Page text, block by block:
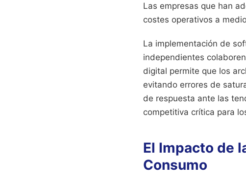
Las empresas que han
costes operativos a
La implementación de
independientes
digital permite que los
evitando errores de
de respuesta ante las
competitiva crítica para
El Impacto de
Consumo